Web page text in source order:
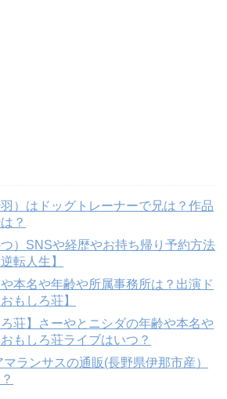
）はドッグトレーナーで兄は？作品
？
）SNSや経歴やお持ち帰り予約方法
転人生】
本名や年齢や所属事務所は？出演ド
もしろ荘】
荘】さーやとニシダの年齢や本名や
もしろ荘ライブはいつ？
ランサスの通販(長野県伊那市産）